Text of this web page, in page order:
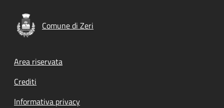
Comune di Zeri
Footer menu
Area riservata
Crediti
Informativa privacy